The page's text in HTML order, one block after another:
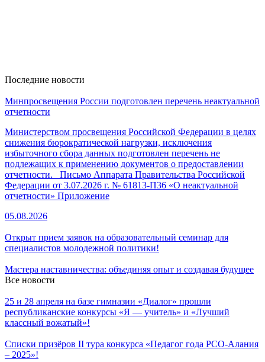
Последние новости
Минпросвещения России подготовлен перечень неактуальной
отчетности
Министерством просвещения Российской Федерации в целях
снижения бюрократической нагрузки, исключения
избыточного сбора данных подготовлен перечень не
подлежащих к применению документов о предоставлении
отчетности. Письмо Аппарата Правительства Российской
Федерации от 3.07.2026 г. № 61813-П36 «О неактуальной
отчетности» Приложение
05.08.2026
Открыт прием заявок на образовательный семинар для
специалистов молодежной политики!
Мастера наставничества: объединяя опыт и создавая будущее
Все новости
25 и 28 апреля на базе гимназии «Диалог» прошли
республиканские конкурсы «Я — учитель» и «Лучший
классный вожатый»!
Списки призёров II тура конкурса «Педагог года РСО-Алания
– 2025»!